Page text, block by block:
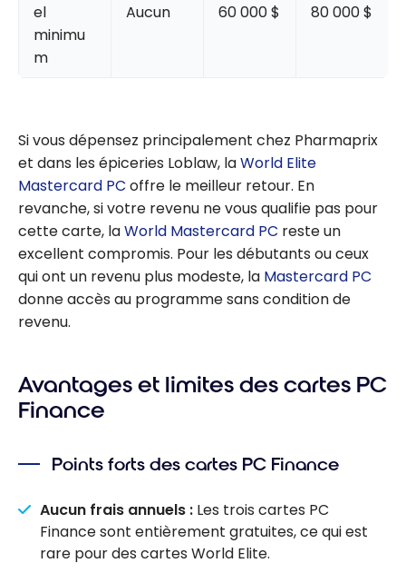
el
minimu
m
Aucun 60 000 $ 80 000 $
Si vous dépensez principalement chez Pharmaprix
et dans les épiceries Loblaw, laWorld Elite
Mastercard PC offre le meilleur retour. En
revanche, si votre revenu ne vous qualifie pas pour
cette carte, laWorld Mastercard PC reste un
excellent compromis. Pour les débutants ou ceux
qui ont un revenu plus modeste, la Mastercard PC
donne accès au programme sans condition de
revenu.
Avantages et limites des cartes PC
Finance
Points forts des cartes PC Finance
Aucun frais annuels : Les trois cartes PC
Finance sont entièrement gratuites, ce qui est
rare pour des cartes World Elite.